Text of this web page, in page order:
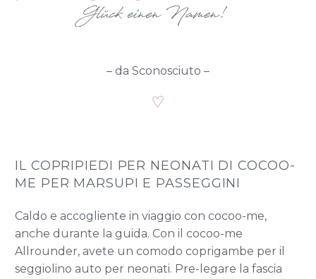
– da Sconosciuto –
IL COPRIPIEDI PER NEONATI DI COCOO-
ME PER MARSUPI E PASSEGGINI
Caldo e accogliente in viaggio con cocoo-me,
anche durante la guida. Con il cocoo-me
Allrounder, avete un comodo coprigambe per il
seggiolino auto per neonati. Pre-legare la fascia